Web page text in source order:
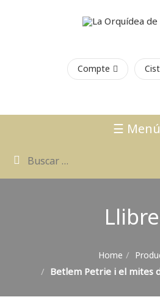
Compte
☰ Menú
Home
Betlem Petrie i el mites